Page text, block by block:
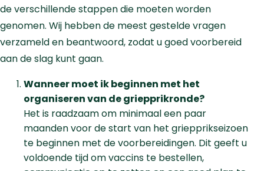
de verschillende stappen die moeten worden
genomen. Wij hebben de meest gestelde vragen
verzameld en beantwoord, zodat u goed voorbereid
aan de slag kunt gaan.
Wanneer moet ik beginnen met het
organiseren van de griepprikronde?
Het is raadzaam om minimaal een paar
maanden voor de start van het griepprikseizoen
te beginnen met de voorbereidingen. Dit geeft u
voldoende tijd om vaccins te bestellen,